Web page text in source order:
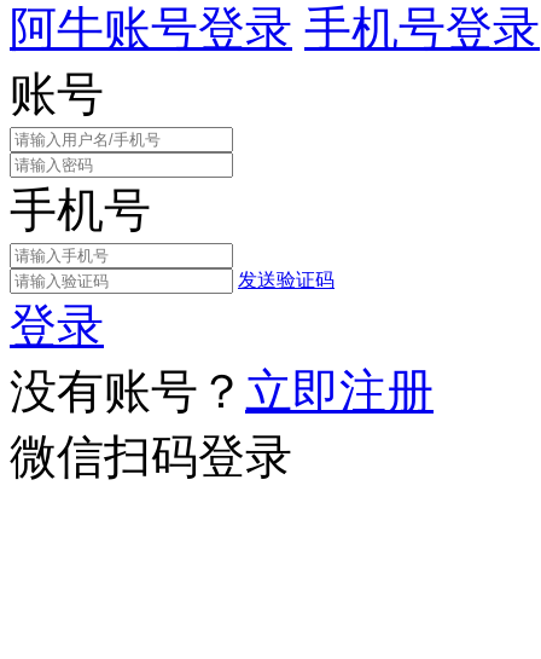
阿牛账号登录 手机号登录
账号
手机号
发送验证码
登录
没有账号？ 立即注册
微信扫码登录